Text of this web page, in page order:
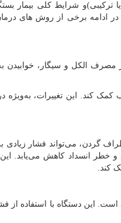
ترکیبی)و شرایط کلی بیمار
ادامه برخی از روش های درمان
الکل و سیگار، خوابیدن
کمک کند. این تغییرات، به‌ویژه
گردن، می‌تواند فشار زیادی
خطر انسداد کاهش می‌یابد. این
کند.
است. این دستگاه با استفاده از